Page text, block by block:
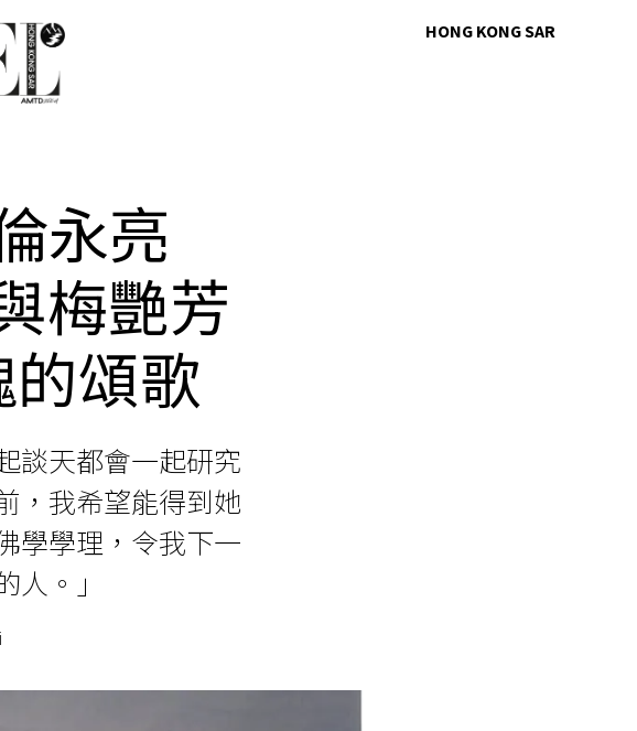
HONG KONG SAR
永亮
梅艷芳
頌歌
談天都會一起研究
，我希望能得到她
學學理，令我下一
。」